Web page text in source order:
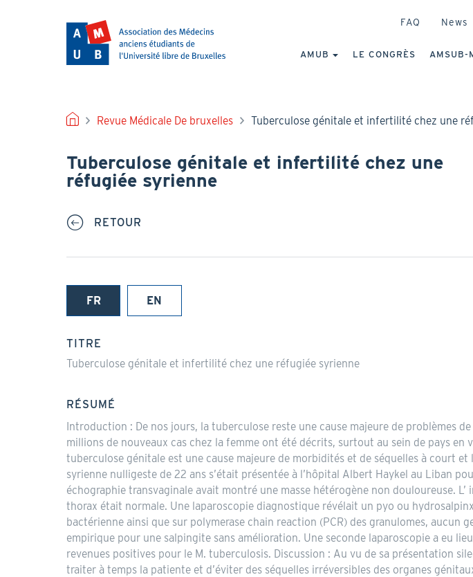
HEADER
FAQ News
PRINCIPALE
AMUB LE CONGRÈS AMSUB-
FIL
D'ARIANE
Revue Médicale De bruxelles Tuberculose génitale et infertilité chez une
Tuberculose génitale et infertilité chez une
réfugiée syrienne
RETOUR
FR
(onglet
EN
TITRE
Tuberculose génitale et infertilité chez une réfugiée syrienne
RÉSUMÉ
Introduction : De nos jours, la tuberculose reste une cause majeure de problèmes
millions de nouveaux cas chez la femme ont été décrits, surtout au sein de pays
tuberculose génitale est une cause majeure de morbidités et de séquelles à court
syrienne nulligeste de 22 ans s’était présentée à l’hôpital Albert Haykel au Liban
échographie transvaginale avait montré une masse hétérogène non douloureuse.
thorax était normale. Une laparoscopie diagnostique révélait un pyo ou
bactérienne ainsi que sur polymerase chain reaction (PCR) des granulomes,
empirique pour une salpingite sans amélioration. Une seconde laparoscopie a eu
revenues positives pour le M. tuberculosis. Discussion : Au vu de sa présentation
traiter à temps la patiente et d’éviter des séquelles irréversibles des organes